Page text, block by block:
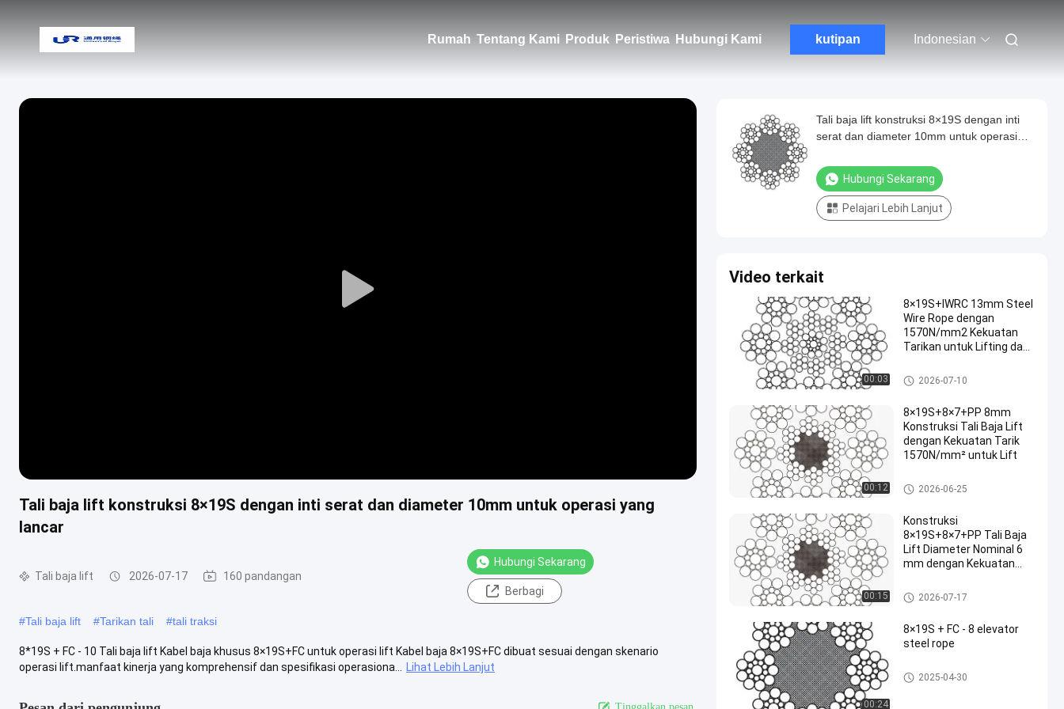
Rumah Tentang Kami Produk Peristiwa Hubungi Kami kutipan Indonesian
Play
Tali baja lift konstruksi 8×19S dengan inti serat dan diameter 10mm untuk operasi yang
lancar
Tali baja lift 2026-07-17 160 pandangan
Hubungi Sekarang
Berbagi
#Tali baja lift #Tarikan tali #tali traksi
8*19S + FC - 10 Tali baja lift Kabel baja khusus 8×19S+FC untuk operasi lift Kabel baja 8×19S+FC dibuat sesuai dengan skenario
operasi lift.manfaat kinerja yang komprehensif dan spesifikasi operasiona...
Lihat Lebih Lanjut
Tinggalkan pesan.
Tali baja lift konstruksi 8×19S dengan inti
serat dan diameter 10mm untuk operasi
Hubungi Sekarang
Pelajari Lebih Lanjut
Video terkait
00:03
8×19S+IWRC 13mm Steel
Wire Rope dengan
1570N/mm2 Kekuatan
Tarikan untuk Lifting dan
tali traksi
2026-07-10
00:12
8×19S+8×7+PP 8mm
Konstruksi Tali Baja Lift
dengan Kekuatan Tarik
1570N/mm² untuk Lift
tali traksi
2026-06-25
00:15
Konstruksi
8×19S+8×7+PP Tali Baja
Lift Diameter Nominal 6
mm dengan Kekuatan
tali traksi
2026-07-17
00:24
8×19S + FC - 8 elevator
steel rope
tali traksi
2025-04-30